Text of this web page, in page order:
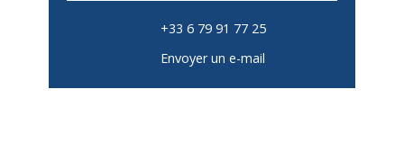
+33 6 79 91 77 25
Envoyer un e-mail